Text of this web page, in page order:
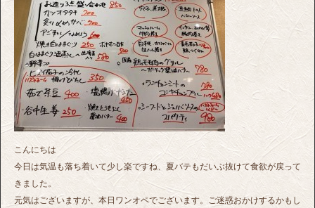
こんにちは
今日は気温も落ち着いて少し楽ですね、夏バテもだいぶ抜けて食欲が戻って
きました。
元気はございますが、本日ワンオペでございます。ご迷惑おかけするかもし